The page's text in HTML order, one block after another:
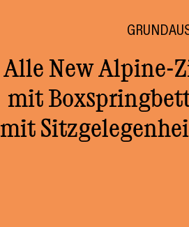
Alle New Alpine-
mit
mit